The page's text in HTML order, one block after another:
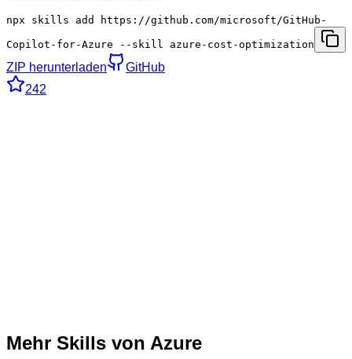
npx skills add https://github.com/microsoft/GitHub-
Copilot-for-Azure --skill azure-cost-optimization
ZIP herunterladen
GitHub
242
Mehr Skills von Azure